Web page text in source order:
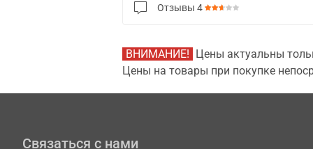
Отзывы 4
ВНИМАНИЕ! Цены актуальны
Цены на товары при покупке
Связаться с нами